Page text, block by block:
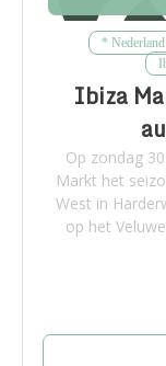
* Nederland
Ibiza
Op zondag
Markt het
West in
op het